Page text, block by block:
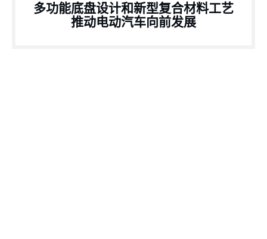
多功能底盘设计和新型复合材料工艺
推动电动汽车向前发展